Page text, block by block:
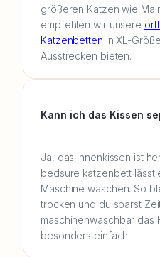
größeren Katzen wie
empfehlen wir unsere
Katzenbetten in XL-
Ausstrecken bieten.
Kann ich das Kissen
Ja, das Innenkissen ist
bedsure katzenbett lässt
Maschine waschen. So
trocken und du sparst
maschinenwaschbar das
besonders einfach.